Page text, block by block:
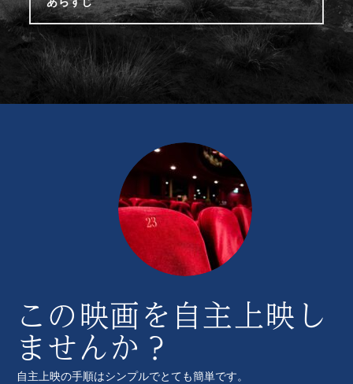
この映画を自主上映し
ませんか？
自主上映の手順はシンプルでとても簡単です。